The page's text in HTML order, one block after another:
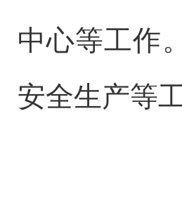
中心等工作。
安全生产等工